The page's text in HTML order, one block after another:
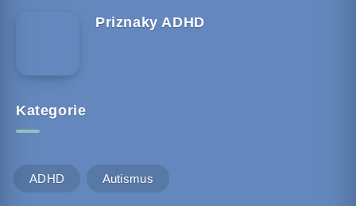
Priznaky ADHD
Kategorie
ADHD Autismus